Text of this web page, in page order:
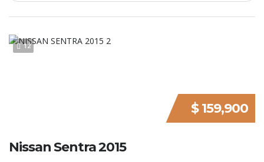
12
$ 159,900
Nissan Sentra 2015